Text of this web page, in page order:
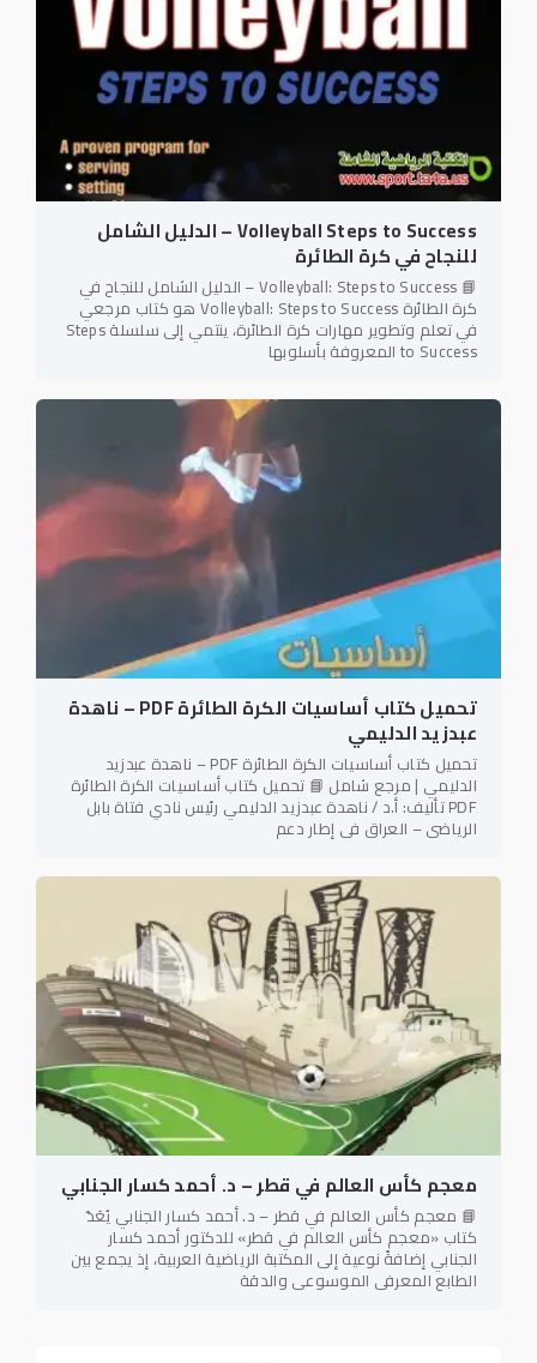
Volleyball Steps to Success – الدليل الشامل
للنجاح في كرة الطائرة
📘 Volleyball: Steps to Success – الدليل الشامل للنجاح في
كرة الطائرة Volleyball: Steps to Success هو كتاب مرجعي
في تعلم وتطوير مهارات كرة الطائرة، ينتمي إلى سلسلة Steps
to Success المعروفة بأسلوبها
تحميل كتاب أساسيات الكرة الطائرة PDF – ناهدة
عبدزيد الدليمي
تحميل كتاب أساسيات الكرة الطائرة PDF – ناهدة عبدزيد
الدليمي | مرجع شامل 📘 تحميل كتاب أساسيات الكرة الطائرة
PDF تأليف: أ.د / ناهدة عبدزيد الدليمي رئيس نادي فتاة بابل
الرياضي – العراق في إطار دعم
معجم كأس العالم في قطر – د. أحمد كسار الجنابي
📘 معجم كأس العالم في قطر – د. أحمد كسار الجنابي يُعَدّ
كتاب «معجم كأس العالم في قطر» للدكتور أحمد كسار
الجنابي إضافةً نوعية إلى المكتبة الرياضية العربية، إذ يجمع بين
الطابع المعرفي الموسوعي والدقة